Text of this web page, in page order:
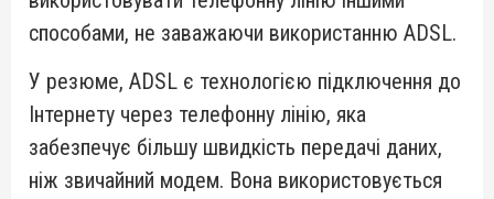
способами, не заважаючи використанню ADSL.
У резюме, ADSL є технологією підключення до
Інтернету через телефонну лінію, яка
забезпечує більшу швидкість передачі даних,
ніж звичайний модем. Вона використовується